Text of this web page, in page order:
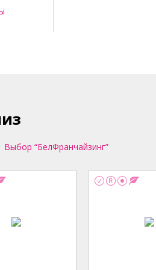
Выбор “БелФранчайзинг”